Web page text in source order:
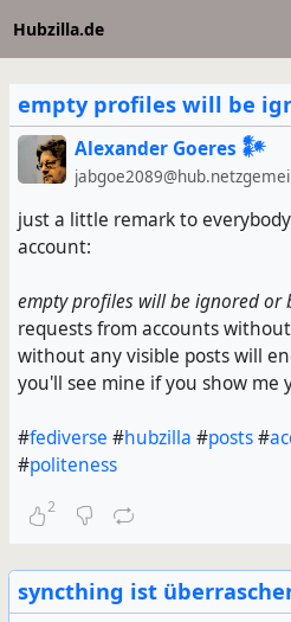
Hubzilla.de
empty profiles will be
Alexander Goeres 𒀯
just a little remark to
account:
empty profiles will be ignored or
requests from accounts
without any visible posts will
you'll see mine if you show me
#fediverse #hubzilla #posts#
#politeness
2
syncthing ist